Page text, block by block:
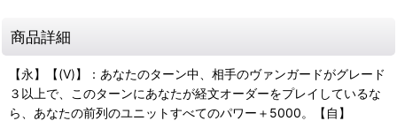
商品詳細
【永】【(V)】：あなたのターン中、相手のヴァンガードがグレード
３以上で、このターンにあなたが経文オーダーをプレイしているな
ら、あなたの前列のユニットすべてのパワー＋5000。【自】